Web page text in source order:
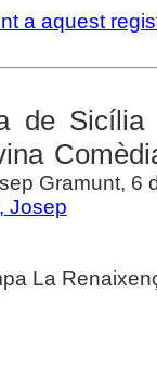
a aquest
de
Gramunt, 6
Josep
La